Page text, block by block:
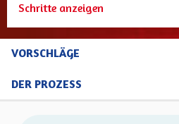
Schritte anzeigen
VORSCHLÄGE
DER PROZESS